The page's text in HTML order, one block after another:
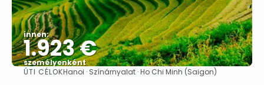
innen:
1.923 €
személyenként
Megnézem
ÚTI CÉLOKHanoi · Színárnyalat · Ho Chi Minh (Saigon)